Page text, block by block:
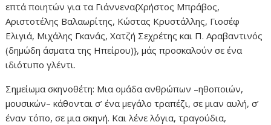
επτά ποιητών για τα Γιάννενα{Χρήστος Μπράβος,
Αριστοτέλης Βαλαωρίτης, Κώστας Κρυστάλλης, Γιοσέφ
Ελιγιά, Μιχάλης Γκανάς, Χατζή Σεχρέτης και Π. Αραβαντινός
(δημώδη άσματα της Ηπείρου)}, μάς προσκαλούν σε ένα
ιδιότυπο γλέντι.
Σημείωμα σκηνοθέτη: Μια ομάδα ανθρώπων –ηθοποιών,
μουσικών– κάθονται σ’ ένα μεγάλο τραπέζι, σε μιαν αυλή, σ’
έναν τόπο, σε μια σκηνή. Και λένε λόγια, τραγούδια,